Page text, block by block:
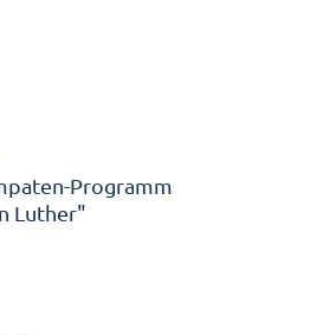
Programm
Luther"